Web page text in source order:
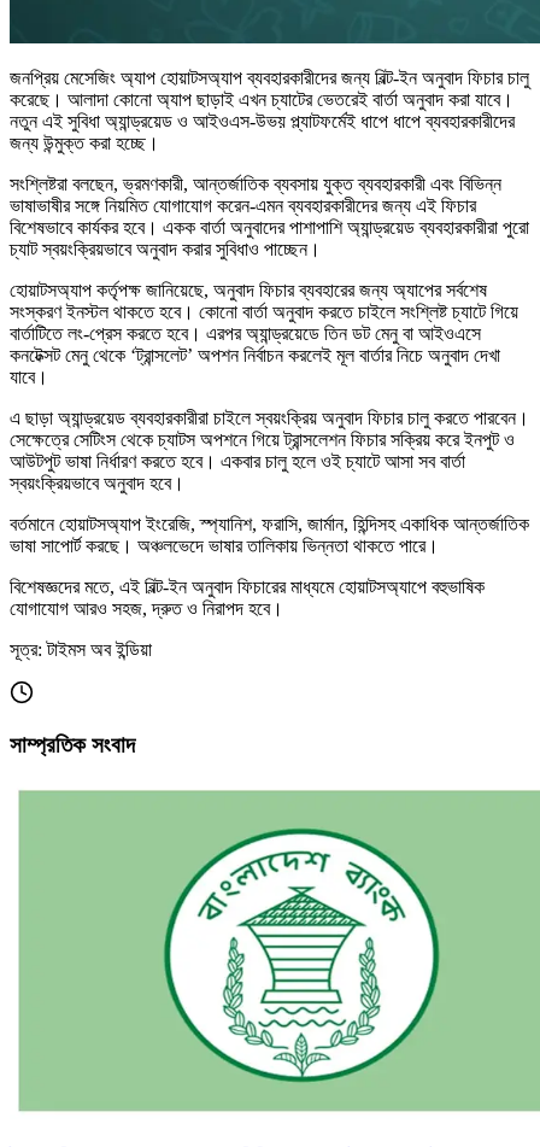
জনপ্রিয় মেসেজিং অ্যাপ হোয়াটসঅ্যাপ ব্যবহারকারীদের জন্য বিল্ট-ইন অনুবাদ ফিচার চালু
করেছে। আলাদা কোনো অ্যাপ ছাড়াই এখন চ্যাটের ভেতরেই বার্তা অনুবাদ করা যাবে।
নতুন এই সুবিধা অ্যান্ড্রয়েড ও আইওএস-উভয় প্ল্যাটফর্মেই ধাপে ধাপে ব্যবহারকারীদের
জন্য উন্মুক্ত করা হচ্ছে।
সংশ্লিষ্টরা বলছেন, ভ্রমণকারী, আন্তর্জাতিক ব্যবসায় যুক্ত ব্যবহারকারী এবং বিভিন্ন
ভাষাভাষীর সঙ্গে নিয়মিত যোগাযোগ করেন-এমন ব্যবহারকারীদের জন্য এই ফিচার
বিশেষভাবে কার্যকর হবে। একক বার্তা অনুবাদের পাশাপাশি অ্যান্ড্রয়েড ব্যবহারকারীরা পুরো
চ্যাট স্বয়ংক্রিয়ভাবে অনুবাদ করার সুবিধাও পাচ্ছেন।
হোয়াটসঅ্যাপ কর্তৃপক্ষ জানিয়েছে, অনুবাদ ফিচার ব্যবহারের জন্য অ্যাপের সর্বশেষ
সংস্করণ ইনস্টল থাকতে হবে। কোনো বার্তা অনুবাদ করতে চাইলে সংশ্লিষ্ট চ্যাটে গিয়ে
বার্তাটিতে লং-প্রেস করতে হবে। এরপর অ্যান্ড্রয়েডে তিন ডট মেনু বা আইওএসে
কনটেক্সট মেনু থেকে ‘ট্রান্সলেট’ অপশন নির্বাচন করলেই মূল বার্তার নিচে অনুবাদ দেখা
যাবে।
এ ছাড়া অ্যান্ড্রয়েড ব্যবহারকারীরা চাইলে স্বয়ংক্রিয় অনুবাদ ফিচার চালু করতে পারবেন।
সেক্ষেত্রে সেটিংস থেকে চ্যাটস অপশনে গিয়ে ট্রান্সলেশন ফিচার সক্রিয় করে ইনপুট ও
আউটপুট ভাষা নির্ধারণ করতে হবে। একবার চালু হলে ওই চ্যাটে আসা সব বার্তা
স্বয়ংক্রিয়ভাবে অনুবাদ হবে।
বর্তমানে হোয়াটসঅ্যাপ ইংরেজি, স্প্যানিশ, ফরাসি, জার্মান, হিন্দিসহ একাধিক আন্তর্জাতিক
ভাষা সাপোর্ট করছে। অঞ্চলভেদে ভাষার তালিকায় ভিন্নতা থাকতে পারে।
বিশেষজ্ঞদের মতে, এই বিল্ট-ইন অনুবাদ ফিচারের মাধ্যমে হোয়াটসঅ্যাপে বহুভাষিক
যোগাযোগ আরও সহজ, দ্রুত ও নিরাপদ হবে।
সূত্র: টাইমস অব ইন্ডিয়া
সাম্প্রতিক সংবাদ